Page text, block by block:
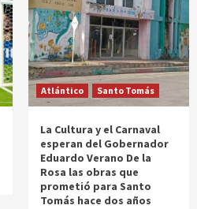
Atlántico Santo Tomás
La Cultura y el Carnaval
esperan del Gobernador
Eduardo Verano De la
Rosa las obras que
prometió para Santo
Tomás hace dos años